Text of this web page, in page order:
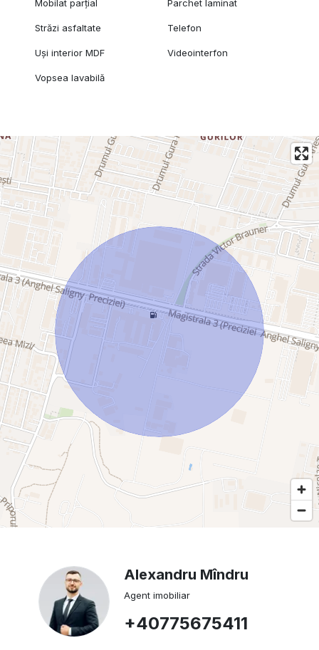
Mobilat parțial Parchet laminat
Străzi asfaltate Telefon
Uși interior MDF Videointerfon
Vopsea lavabilă
Alexandru Mîndru
Agent imobiliar
+40775675411